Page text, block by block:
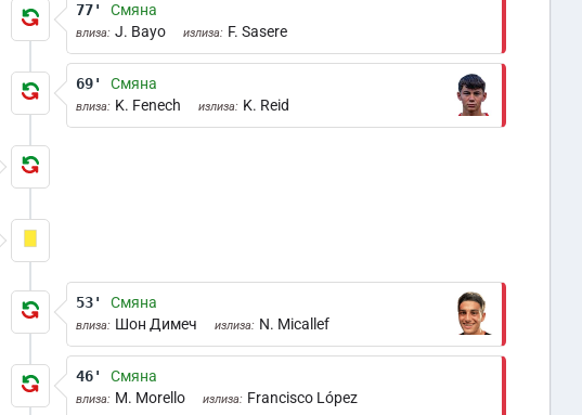
77' Смяна
влиза: J. Bayo излиза: F. Sasere
69' Смяна
влиза: K. Fenech излиза: K. Reid
53' Смяна
влиза: Шон Димеч излиза: N. Micallef
46' Смяна
влиза: M. Morello излиза: Francisco López